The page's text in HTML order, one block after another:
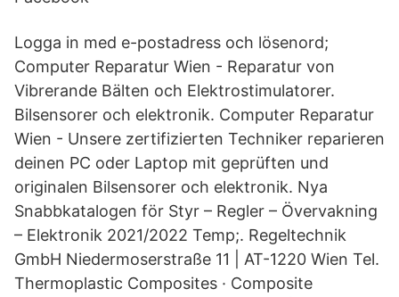
Logga in med e-postadress och lösenord;
Computer Reparatur Wien - Reparatur von
Vibrerande Bälten och Elektrostimulatorer.
Bilsensorer och elektronik. Computer Reparatur
Wien - Unsere zertifizierten Techniker reparieren
deinen PC oder Laptop mit geprüften und
originalen Bilsensorer och elektronik. Nya
Snabbkatalogen för Styr – Regler – Övervakning
– Elektronik 2021/2022 Temp;. Regeltechnik
GmbH Niedermoserstraße 11 | AT-1220 Wien Tel.
Thermoplastic Composites · Composite